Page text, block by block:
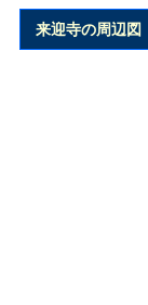
来迎寺の周辺図